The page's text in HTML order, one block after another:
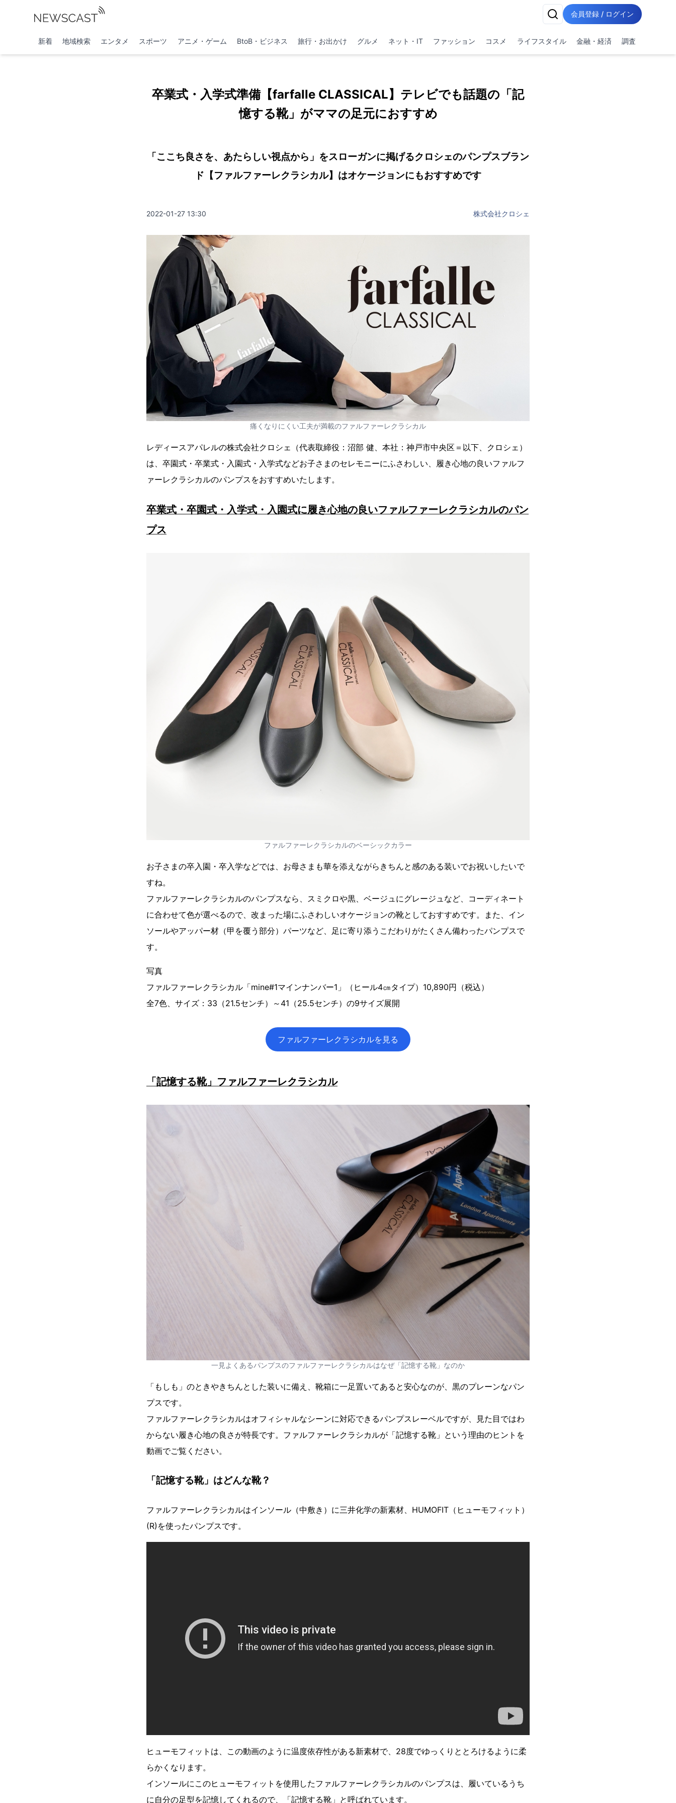
会員登録 / ログイン
新着 地域検索 エンタメ スポーツ アニメ・ゲーム BtoB・ビジネス 旅行・お出かけ グルメ ネット・IT ファッション コスメ ライフスタイル 金融・経済 調査
卒業式・入学式準備【farfalle CLASSICAL】テレビでも話題の「記
憶する靴」がママの足元におすすめ
「ここち良さを、あたらしい視点から」をスローガンに掲げるクロシェのパンプスブラン
ド【ファルファーレクラシカル】はオケージョンにもおすすめです
2022-01-27 13:30 株式会社クロシェ
痛くなりにくい工夫が満載のファルファーレクラシカル
レディースアパレルの株式会社クロシェ（代表取締役：沼部 健、本社：神戸市中央区＝以下、クロシェ）
は、卒園式・卒業式・入園式・入学式などお子さまのセレモニーにふさわしい、履き心地の良いファルフ
ァーレクラシカルのパンプスをおすすめいたします。
卒業式・卒園式・入学式・入園式に履き心地の良いファルファーレクラシカルのパン
プス
ファルファーレクラシカルのベーシックカラー
お子さまの卒入園・卒入学などでは、お母さまも華を添えながらきちんと感のある装いでお祝いしたいで
すね。
ファルファーレクラシカルのパンプスなら、スミクロや黒、ベージュにグレージュなど、コーディネート
に合わせて色が選べるので、改まった場にふさわしいオケージョンの靴としておすすめです。また、イン
ソールやアッパー材（甲を覆う部分）パーツなど、足に寄り添うこだわりがたくさん備わったパンプスで
す。
写真
ファルファーレクラシカル「mine#1マインナンバー1」（ヒール4㎝タイプ）10,890円（税込）
全7色、サイズ：33（21.5センチ）～41（25.5センチ）の9サイズ展開
ファルファーレクラシカルを見る
「記憶する靴」ファルファーレクラシカル
一見よくあるパンプスのファルファーレクラシカルはなぜ「記憶する靴」なのか
「もしも」のときやきちんとした装いに備え、靴箱に一足置いてあると安心なのが、黒のプレーンなパン
プスです。
ファルファーレクラシカルはオフィシャルなシーンに対応できるパンプスレーベルですが、見た目ではわ
からない履き心地の良さが特長です。ファルファーレクラシカルが「記憶する靴」という理由のヒントを
動画でご覧ください。
「記憶する靴」はどんな靴？
ファルファーレクラシカルはインソール（中敷き）に三井化学の新素材、HUMOFIT（ヒューモフィット）
(R)を使ったパンプスです。
ヒューモフィットは、この動画のように温度依存性がある新素材で、28度でゆっくりととろけるように柔
らかくなります。
インソールにこのヒューモフィットを使用したファルファーレクラシカルのパンプスは、履いているうち
に自分の足型を記憶してくれるので、「記憶する靴」と呼ばれています。